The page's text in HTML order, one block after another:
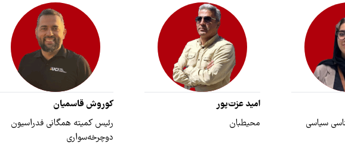
سیاسی
امید عزت‌پور
محیطبان
کوروش قاسمیان
رئیس کمیته ‌‌همگانی ‌‌‌فدراسیون‌‌‌
دوچرخه‌سواری